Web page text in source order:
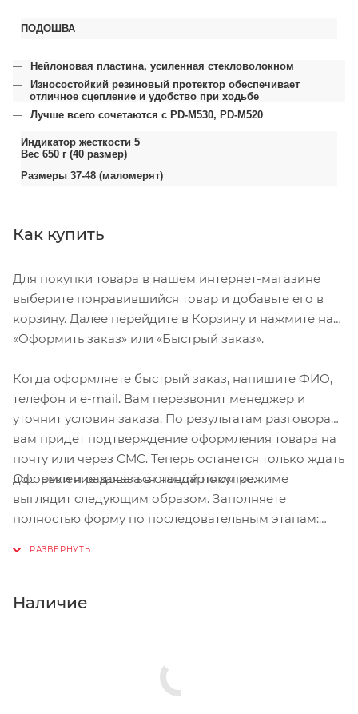
ПОДОШВА
Нейлоновая пластина, усиленная стекловолокном
Износостойкий резиновый протектор обеспечивает
отличное сцепление и удобство при ходьбе
Лучше всего сочетаются с PD-M530, PD-M520
Индикатор жесткости 5
Вес 650 г (40 размер)
Размеры 37-48 (маломерят)
Как купить
Для покупки товара в нашем интернет-магазине
выберите понравившийся товар и добавьте его в
корзину. Далее перейдите в Корзину и нажмите на
«Оформить заказ» или «Быстрый заказ».
Когда оформляете быстрый заказ, напишите ФИО,
телефон и e-mail. Вам перезвонит менеджер и
уточнит условия заказа. По результатам разговора
вам придет подтверждение оформления товара на
почту или через СМС. Теперь останется только ждать
доставки и радоваться новой покупке.
Оформление заказа в стандартном режиме
выглядит следующим образом. Заполняете
полностью форму по последовательным этапам:
Нажмите кнопку «Оформить заказ».
Наличие